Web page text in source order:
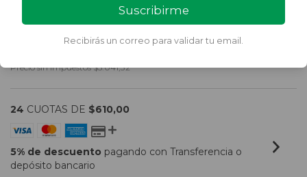
TARTA CHOLCO
$6.100,00
Precio sin impuestos$5.041,32
24 CUOTAS DE $610,00
5% de descuento pagando con Transferencia o
depósito bancario
Suscribirme
Recibirás un correo para validar tu email.